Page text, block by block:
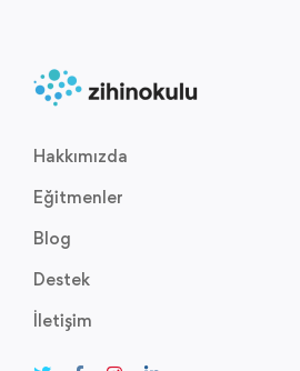
Hakkımızda
Eğitmenler
Blog
Destek
İletişim